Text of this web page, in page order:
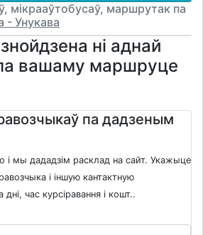
мікрааўтобусаў, маршрутак па
- Унукава
ні аднай
вашаму маршруце
па дадзеным
і мы дададзім расклад на сайт. Укажыце
і іншую кантактную
час курсіравання і кошт..